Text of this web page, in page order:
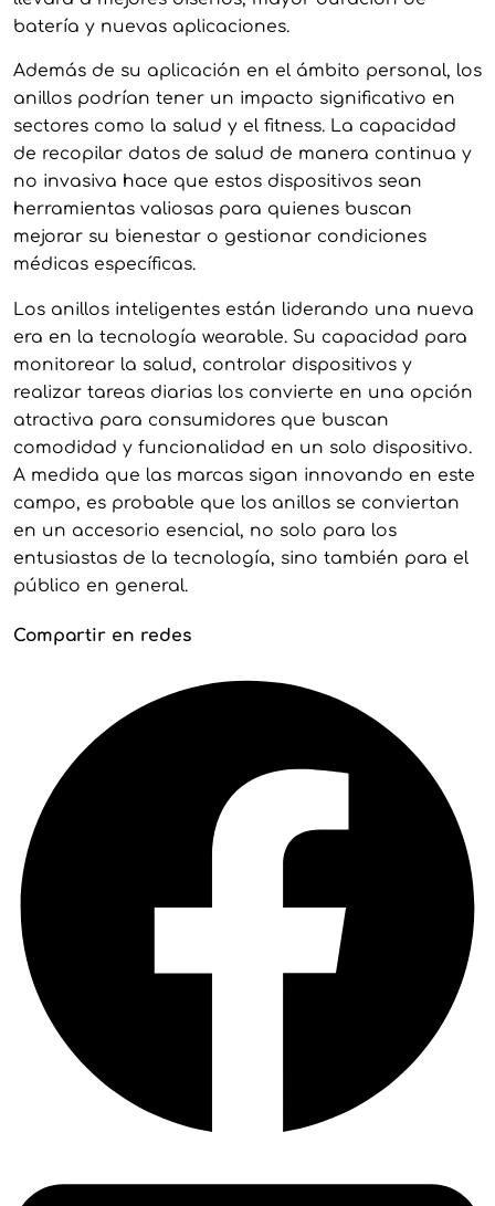
batería y nuevas aplicaciones.
Además de su aplicación en el ámbito personal, los
anillos podrían tener un impacto significativo en
sectores como la salud y el fitness. La capacidad
de recopilar datos de salud de manera continua y
no invasiva hace que estos dispositivos sean
herramientas valiosas para quienes buscan
mejorar su bienestar o gestionar condiciones
médicas específicas.
Los anillos inteligentes están liderando una nueva
era en la tecnología wearable. Su capacidad para
monitorear la salud, controlar dispositivos y
realizar tareas diarias los convierte en una opción
atractiva para consumidores que buscan
comodidad y funcionalidad en un solo dispositivo.
A medida que las marcas sigan innovando en este
campo, es probable que los anillos se conviertan
en un accesorio esencial, no solo para los
entusiastas de la tecnología, sino también para el
público en general.
Compartir en redes